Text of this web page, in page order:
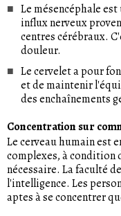
Le mésencéphale
influx nerveux
centres cérébraux.
douleur.
Le cervelet a pour
et de maintenir
des enchaînements
Concentration sur
Le cerveau humain est
complexes, à
nécessaire. La faculté
l'intelligence. Les
aptes à se concentrer